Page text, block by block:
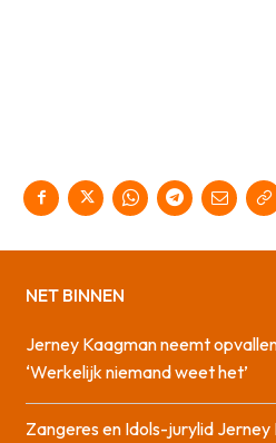
NET BINNEN
Jerney Kaagman neemt
‘Werkelijk niemand weet het’
Zangeres en Idols-jurylid